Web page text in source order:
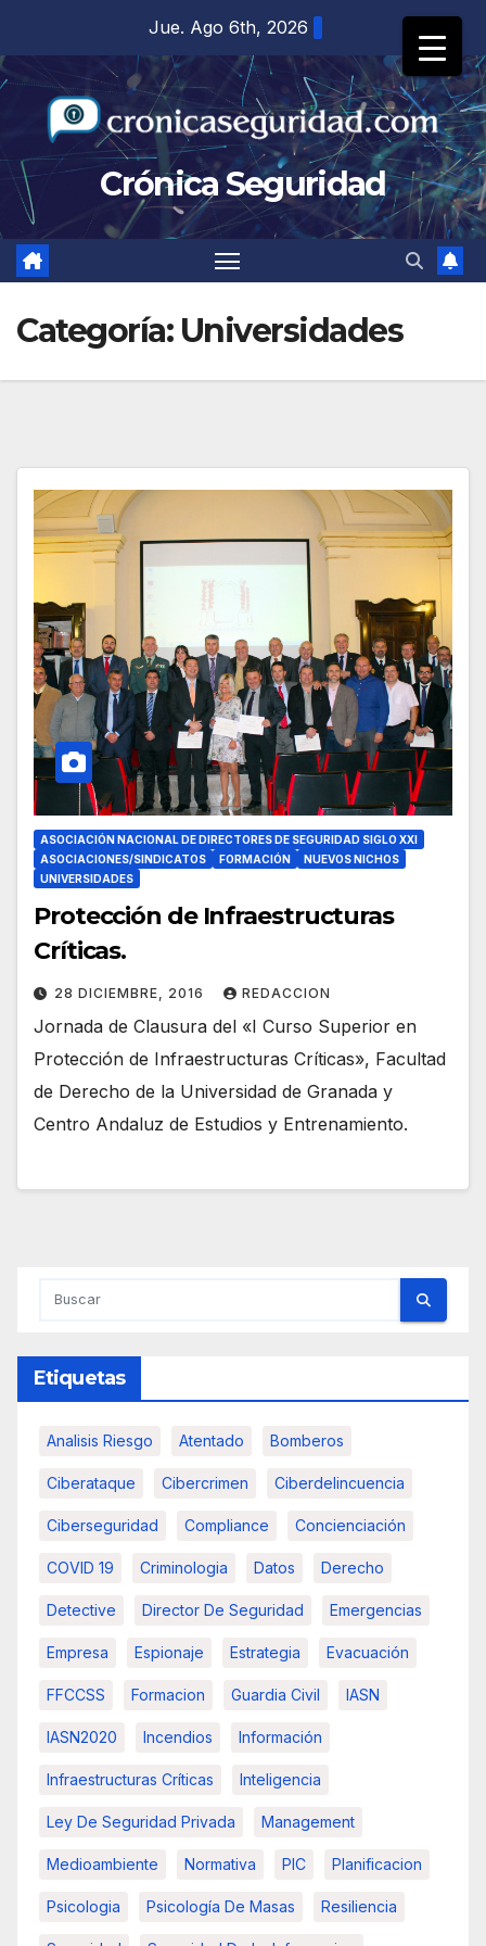
contenido
Jue. Ago 6th, 2026
Crónica Seguridad
Categoría: Universidades
ASOCIACIÓN NACIONAL DE DIRECTORES DE SEGURIDAD SIGLO XXI
ASOCIACIONES/SINDICATOS
FORMACIÓN
NUEVOS NICHOS
UNIVERSIDADES
Protección de Infraestructuras
Críticas.
28 DICIEMBRE, 2016 REDACCION
Jornada de Clausura del «I Curso Superior en
Protección de Infraestructuras Críticas», Facultad
de Derecho de la Universidad de Granada y
Centro Andaluz de Estudios y Entrenamiento.
Etiquetas
Analisis Riesgo Atentado Bomberos
Ciberataque Cibercrimen Ciberdelincuencia
Ciberseguridad Compliance Concienciación
COVID 19 Criminologia Datos Derecho
Detective Director De Seguridad Emergencias
Empresa Espionaje Estrategia Evacuación
FFCCSS Formacion Guardia Civil IASN
IASN2020 Incendios Información
Infraestructuras Críticas Inteligencia
Ley De Seguridad Privada Management
Medioambiente Normativa PIC Planificacion
Psicologia Psicología De Masas Resiliencia